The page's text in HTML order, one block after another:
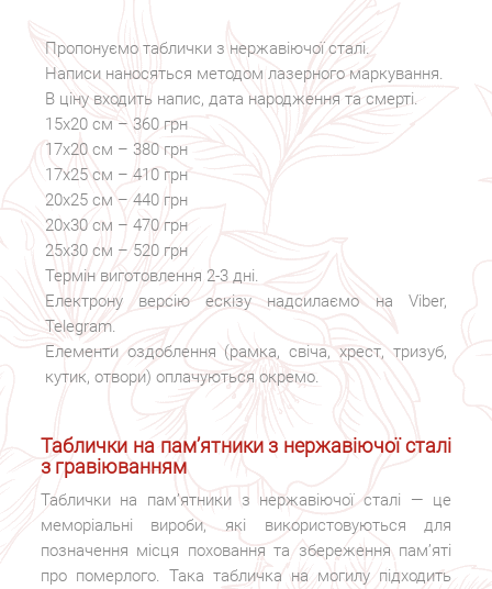
Пропонуємо таблички з нержавіючої сталі.
Написи наносяться методом лазерного маркування.
В ціну входить напис, дата народження та смерті.
15х20 см – 360 грн
17х20 см – 380 грн
17х25 см – 410 грн
20х25 см – 440 грн
20х30 см – 470 грн
25х30 см – 520 грн
Термін виготовлення 2-3 дні.
Електрону версію ескізу надсилаємо на Viber,
Telegram.
Елементи оздоблення (рамка, свіча, хрест, тризуб,
кутик, отвори) оплачуються окремо.
Таблички на пам’ятники з нержавіючої сталі
з гравіюванням
Таблички на пам’ятники з нержавіючої сталі — це
меморіальні вироби, які використовуються для
позначення місця поховання та збереження пам’яті
про померлого. Така табличка на могилу підходить